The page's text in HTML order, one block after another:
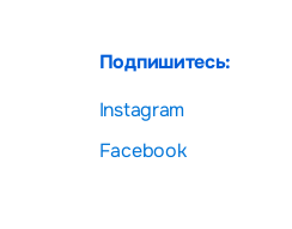
Подпишитесь:
Instagram
Facebook